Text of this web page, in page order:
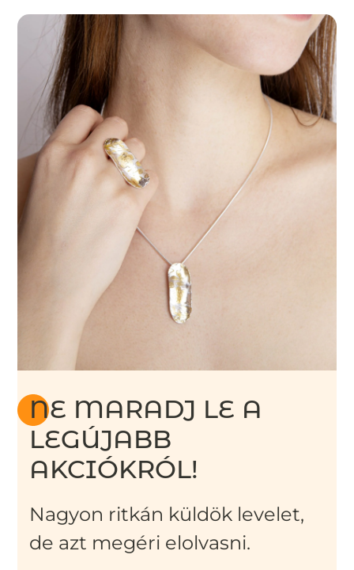
NE MARADJ LE A
LEGÚJABB
AKCIÓKRÓL!
Nagyon ritkán küldök levelet,
de azt megéri elolvasni.